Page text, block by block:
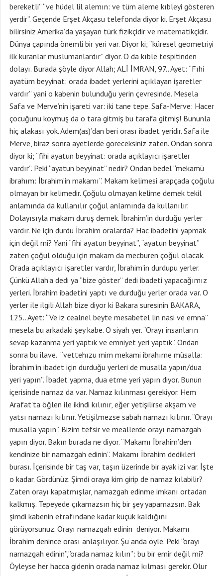
bereketli” “ve hüdel lil alemın: ve tüm aleme kıbleyi gösteren
yerdir”. Geçende Erşet Akçasu telefonda diyor ki. Erşet Akçasu
bilirsiniz Amerika’da yaşayan türk fizikçidir ve matematikçidir.
Dünya çapında önemli bir yeri var. Diyor ki; “küresel geometriyi
ilk kuranlar müslümanlardır” diyor. O da kıble tespitinden
dolayı. Burada şöyle diyor Allah; ALİ İMRAN, 97.. Ayet: “Fıhi
ayatüm beyyinat: orada ibadet yerlerini açıklayan işaretler
vardır” yani o kabenin bulunduğu yerin çevresinde. Mesela
Safa ve Merve’nin işareti var: iki tane tepe. Safa-Merve: Hacer
çocuğunu koymuş da o tara gitmiş bu tarafa gitmiş! Bununla
hiç alakası yok. Adem(as)’dan beri orası ibadet yeridir. Safa ile
Merve, biraz sonra ayetlerde göreceksiniz zaten. Ondan sonra
diyor ki; “fihi ayatun beyyinat: orada açıklayıcı işaretler
vardır”. Peki “ayatun beyyinat” nedir? Ondan bedel “mekamü
ibrahım: İbrahim’in makamı”. Makam kelimesi arapçada çoğulu
olmayan bir kelimedir. Çoğulu olmayan kelime demek tekil
anlamında da kullanılır çoğul anlamında da kullanılır.
Dolayısıyla makam duruş demek. İbrahim’in durduğu yerler
vardır. Ne için durdu İbrahim oralarda? Hac ibadetini yapmak
için değil mi? Yani “fihi ayatun beyyinat”, “ayatun beyyinat”
zaten çoğul olduğu için makam da mecburen çoğul olacak.
Orada açıklayıcı işaretler vardır, İbrahim’in durdupu yerler.
Çünkü Allah’a dedi ya “bize göster” dedi ibadeti yapacağımız
yerleri. İbrahim ibadetini yaptı ve durduğu yerler orada var. O
yerler ile ilgili Allah bize diyor ki Bakara suresinin BAKARA,
125.. Ayet: “Ve iz cealnel beyte mesabetel lin nasi ve emna”
mesela bu arkadaki şey kabe. O siyah yer. “Orayı insanların
sevap kazanma yeri yaptık ve emniyet yeri yaptık”. Ondan
sonra bu ilave. “vettehızu mim mekami ibrahıme müsalla:
İbrahim’in ibadet için durduğu yerleri de musalla yapın/dua
yeri yapın”. İbadet yapma, dua etme yeri yapın diyor. Bunun
içerisinde namaz da var. Namaz kılınması gerekiyor. Hem
Arafat’ta öğlen ile ikindi kılınır, eğer yetişilirse akşam ve
yatsı namazı kılınır. Yetişilmezse sabah namazı kılınır. “Orayı
musalla yapın”. Bizim tefsir ve meallerde orayı namazgah
yapın diyor. Bakın burada ne diyor. “Makamı İbrahim’den
kendinize bir namazgah edinin”. Makamı İbrahim dedikleri
burası. İçerisinde bir taş var, taşın üzerinde bir ayak izi var. İşte
o kadar. Gördünüz. Şimdi oraya kim girip de namaz kılabilir?
Zaten orayı kapatmışlar, namazgah edinme imkanı ortadan
kalkmış. Tepeyede çıkamazsın hiç bir şey yapamazsın. Bak
şimdi kabenin etrafındane kadar küçük kaldığını
görüyorsunuz. Orayı namazgah edinin deniyor. Makamı
İbrahim denince orası anlaşılıyor. Şu anda öyle. Peki “orayı
namazgah edinin”,”orada namaz kılın”: bu bir emir değil mi?
Öyleyse her hacca gidenin orada namaz kılması gerekir. Olur